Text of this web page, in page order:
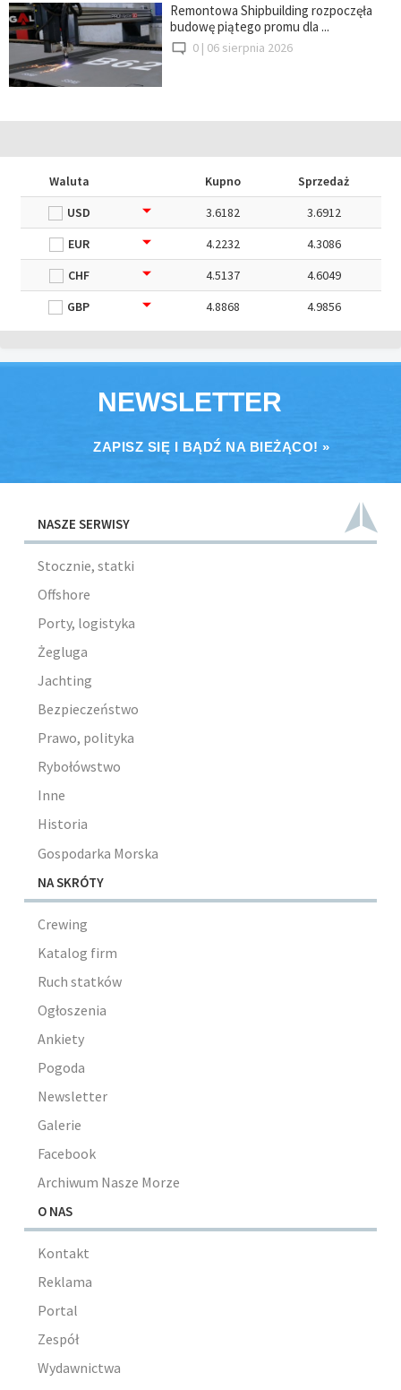
Remontowa Shipbuilding rozpoczęła
budowę piątego promu dla ...
0 | 06 sierpnia 2026
Waluta Kupno
Sprzedaż
USD
3.6182
3.6912
EUR
4.2232
4.3086
CHF
4.5137
4.6049
GBP
4.8868 4.9856
NEWSLETTER
ZAPISZ SIĘ I BĄDŹ NA BIEŻĄCO! »
NASZE SERWISY
Stocznie, statki
Offshore
Porty, logistyka
Żegluga
Jachting
Bezpieczeństwo
Prawo, polityka
Rybołówstwo
Inne
Historia
Gospodarka Morska
NA SKRÓTY
Crewing
Katalog firm
Ruch statków
Ogłoszenia
Ankiety
Pogoda
Newsletter
Galerie
Facebook
Archiwum Nasze Morze
O NAS
Kontakt
Reklama
Portal
Zespół
Wydawnictwa